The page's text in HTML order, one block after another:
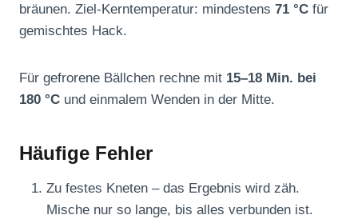
bräunen. Ziel-Kerntemperatur: mindestens 71 °C für
gemischtes Hack.
Für gefrorene Bällchen rechne mit 15–18 Min. bei
180 °C und einmalem Wenden in der Mitte.
Häufige Fehler
Zu festes Kneten – das Ergebnis wird zäh.
Mische nur so lange, bis alles verbunden ist.